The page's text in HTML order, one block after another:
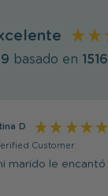
basado en 1516
D
Customer
marido le encantó